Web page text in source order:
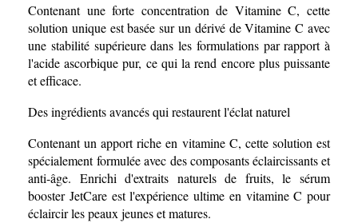
Contenant une forte concentration de Vitamine C, cette
solution unique est basée sur un dérivé de Vitamine C avec
une stabilité supérieure dans les formulations par rapport à
l'acide ascorbique pur, ce qui la rend encore plus puissante
et efficace.
Des ingrédients avancés qui restaurent l'éclat naturel
Contenant un apport riche en vitamine C, cette solution est
spécialement formulée avec des composants éclaircissants et
anti-âge. Enrichi d'extraits naturels de fruits, le sérum
booster JetCare est l'expérience ultime en vitamine C pour
éclaircir les peaux jeunes et matures.